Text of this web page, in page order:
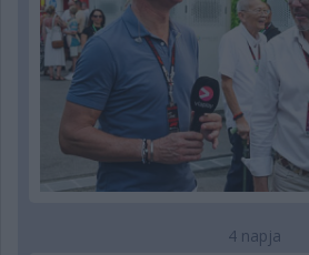
4 napja